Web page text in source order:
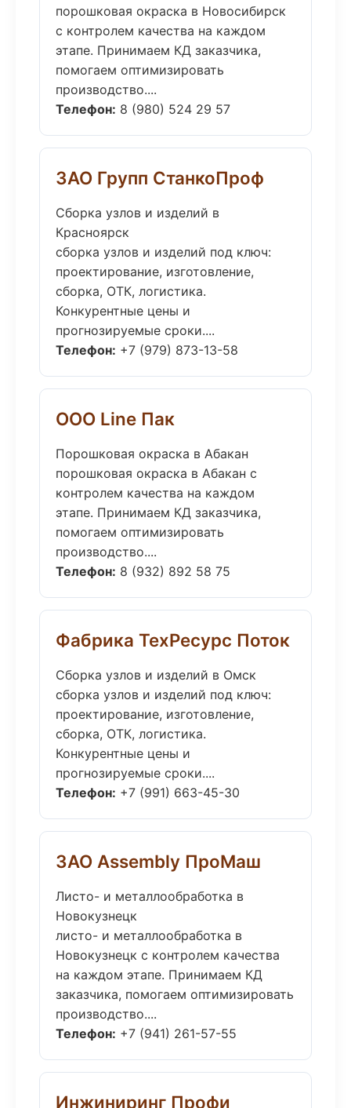
порошковая окраска в Новосибирск
с контролем качества на каждом
этапе. Принимаем КД заказчика,
помогаем оптимизировать
производство....
Телефон: 8 (980) 524 29 57
ЗАО Групп СтанкоПроф
Сборка узлов и изделий в
Красноярск
сборка узлов и изделий под ключ:
проектирование, изготовление,
сборка, ОТК, логистика.
Конкурентные цены и
прогнозируемые сроки....
Телефон: +7 (979) 873-13-58
ООО Line Пак
Порошковая окраска в Абакан
порошковая окраска в Абакан с
контролем качества на каждом
этапе. Принимаем КД заказчика,
помогаем оптимизировать
производство....
Телефон: 8 (932) 892 58 75
Фабрика ТехРесурс Поток
Сборка узлов и изделий в Омск
сборка узлов и изделий под ключ:
проектирование, изготовление,
сборка, ОТК, логистика.
Конкурентные цены и
прогнозируемые сроки....
Телефон: +7 (991) 663-45-30
ЗАО Assembly ПроМаш
Листо- и металлообработка в
Новокузнецк
листо- и металлообработка в
Новокузнецк с контролем качества
на каждом этапе. Принимаем КД
заказчика, помогаем оптимизировать
производство....
Телефон: +7 (941) 261-57-55
Инжиниринг Профи